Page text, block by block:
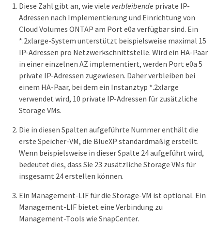
Diese Zahl gibt an, wie viele verbleibende private IP-
Adressen nach Implementierung und Einrichtung von
Cloud Volumes ONTAP am Port e0a verfügbar sind. Ein
*.2xlarge-System unterstützt beispielsweise maximal 15
IP-Adressen pro Netzwerkschnittstelle. Wird ein HA-Paar
in einer einzelnen AZ implementiert, werden Port e0a 5
private IP-Adressen zugewiesen. Daher verbleiben bei
einem HA-Paar, bei dem ein Instanztyp *.2xlarge
verwendet wird, 10 private IP-Adressen für zusätzliche
Storage VMs.
Die in diesen Spalten aufgeführte Nummer enthält die
erste Speicher-VM, die BlueXP standardmäßig erstellt.
Wenn beispielsweise in dieser Spalte 24 aufgeführt wird,
bedeutet dies, dass Sie 23 zusätzliche Storage VMs für
insgesamt 24 erstellen können.
Ein Management-LIF für die Storage-VM ist optional. Ein
Management-LIF bietet eine Verbindung zu
Management-Tools wie SnapCenter.